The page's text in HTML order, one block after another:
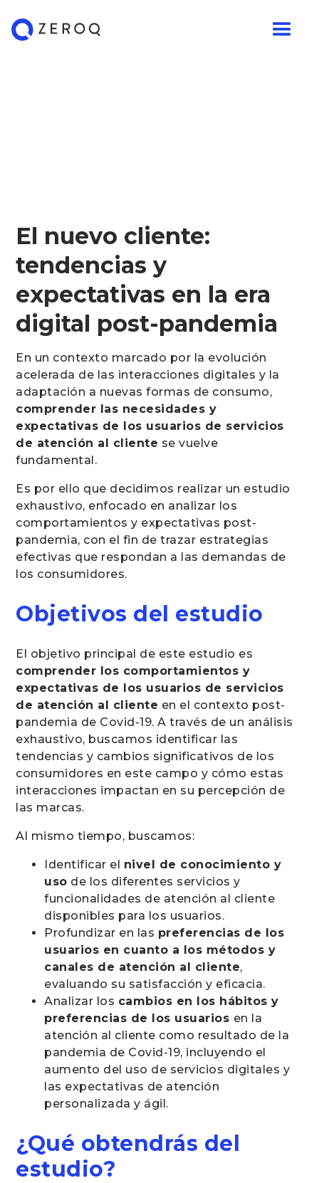
El nuevo cliente:
tendencias y
expectativas en la era
digital post-pandemia
En un contexto marcado por la evolución
acelerada de las interacciones digitales y la
adaptación a nuevas formas de consumo,
comprender las necesidades y
expectativas de los usuarios de servicios
de atención al cliente se vuelve
fundamental.
Es por ello que decidimos realizar un estudio
exhaustivo, enfocado en analizar los
comportamientos y expectativas post-
pandemia, con el fin de trazar estrategias
efectivas que respondan a las demandas de
los consumidores.
Objetivos del estudio
El objetivo principal de este estudio es
comprender los comportamientos y
expectativas de los usuarios de servicios
de atención al cliente en el contexto post-
pandemia de Covid-19. A través de un análisis
exhaustivo, buscamos identificar las
tendencias y cambios significativos de los
consumidores en este campo y cómo estas
interacciones impactan en su percepción de
las marcas.
Al mismo tiempo, buscamos:
Identificar el nivel de conocimiento y
uso de los diferentes servicios y
funcionalidades de atención al cliente
disponibles para los usuarios.
Profundizar en las preferencias de los
usuarios en cuanto a los métodos y
canales de atención al cliente,
evaluando su satisfacción y eficacia.
Analizar los cambios en los hábitos y
preferencias de los usuarios en la
atención al cliente como resultado de la
pandemia de Covid-19, incluyendo el
aumento del uso de servicios digitales y
las expectativas de atención
personalizada y ágil.
¿Qué obtendrás del
estudio?